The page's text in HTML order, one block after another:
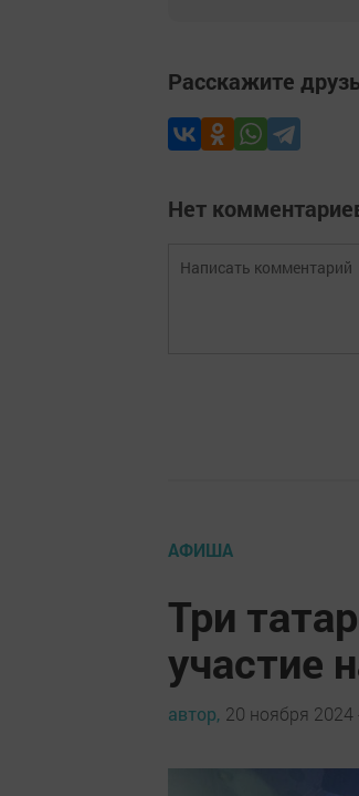
Расскажите
Нет
АФИША
Три
участие
автор, 20 ноября 2024